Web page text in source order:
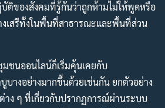
ติของสังคมที่รู้กันว่าถูกห้ามไม่ให้พูดหรือ
งเสรีทั้งในพื้นที่สาธารณะและพื้นที่ส่วน
ชนออนไลน์ก็เริ่มคุ้นเคยกับ
บางอย่างมากขึ้นด้วยเช่นกัน ยกตัวอย่าง
าง ๆ ที่เกี่ยวกับปรากฏการณ์ผ่านระบบ